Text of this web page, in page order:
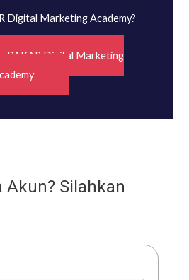
Digital Marketing Academy?
PAKAR Digital Marketing
Akun? Silahkan